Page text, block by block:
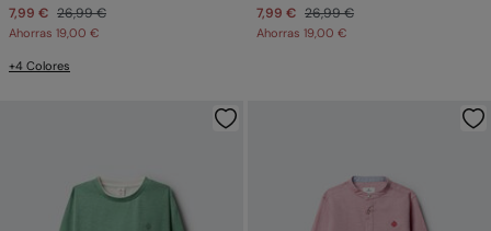
7,99 € 26,99 €
Ahorras 19,00 €
+4 Colores
7,99 € 26,99 €
Ahorras 19,00 €